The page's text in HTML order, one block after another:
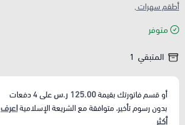
أطقم سهرات ,
متوفر
المتبقي 1
أو قسم فاتورتك بقيمة125.00 ر.س على4دفعات
بدون رسوم تأخير، متوافقة مع الشريعة الإسلاميةاعرف
أكثر